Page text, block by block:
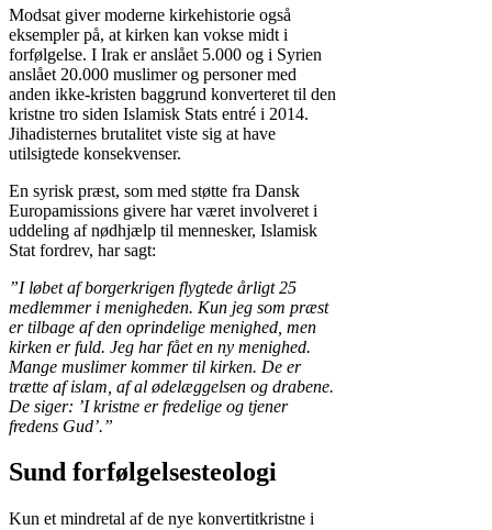
Modsat giver moderne kirkehistorie også
eksempler på, at kirken kan vokse midt i
forfølgelse. I Irak er anslået 5.000 og i Syrien
anslået 20.000 muslimer og personer med
anden ikke-kristen baggrund konverteret til den
kristne tro siden Islamisk Stats entré i 2014.
Jihadisternes brutalitet viste sig at have
utilsigtede konsekvenser.
En syrisk præst, som med støtte fra Dansk
Europamissions givere har været involveret i
uddeling af nødhjælp til mennesker, Islamisk
Stat fordrev, har sagt:
”I løbet af borgerkrigen flygtede årligt 25
medlemmer i menigheden. Kun jeg som præst
er tilbage af den oprindelige menighed, men
kirken er fuld. Jeg har fået en ny menighed.
Mange muslimer kommer til kirken. De er
trætte af islam, af al ødelæggelsen og drabene.
De siger: ’I kristne er fredelige og tjener
fredens Gud’.”
Sund forfølgelsesteologi
Kun et mindretal af de nye konvertitkristne i